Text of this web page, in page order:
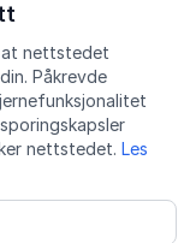
at nettstedet
Påkrevde
nettstedet. Les
LinkedIn